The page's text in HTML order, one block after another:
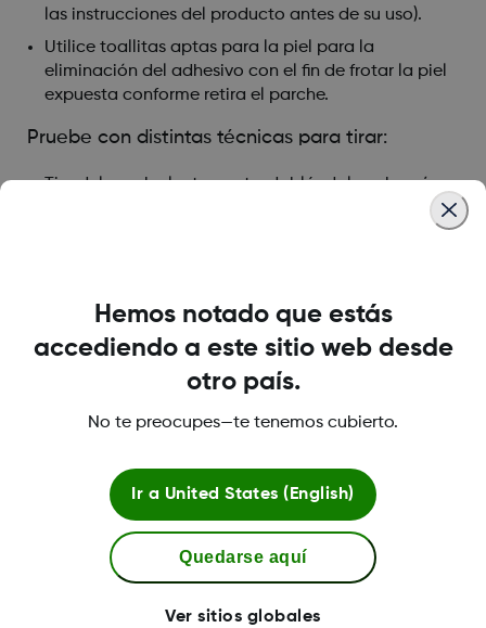
las instrucciones del producto antes de su uso).
Utilice toallitas aptas para la piel para la
eliminación del adhesivo con el fin de frotar la piel
expuesta conforme retira el parche.
Pruebe con distintas técnicas para tirar:
Tire del parche lentamente, doblándolo sobre sí
mismo, siguiendo la dirección del crecimiento del
LBL-1000444 Rev001
Hemos notado que estás
accediendo a este sitio web desde
otro país.
No te preocupes—te tenemos cubierto.
Ir a United States (English)
Quedarse aquí
Ver sitios globales